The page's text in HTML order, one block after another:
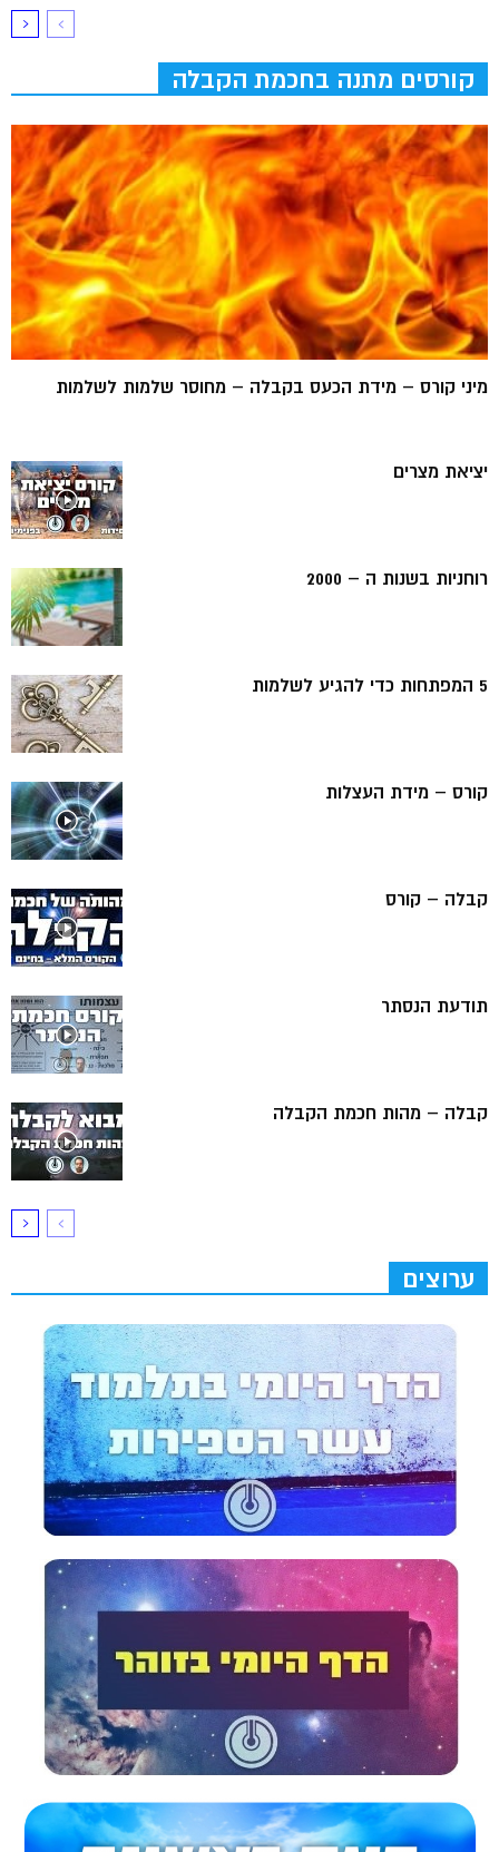
קורסים מתנה בחכמת הקבלה
מיני קורס – מידת הכעס בקבלה – מחוסר שלמות לשלמות
יציאת מצרים
רוחניות בשנות ה – 2000
5 המפתחות כדי להגיע לשלמות
קורס – מידת העצלות
קבלה – קורס
תודעת הנסתר
קבלה – מהות חכמת הקבלה
ערוצים